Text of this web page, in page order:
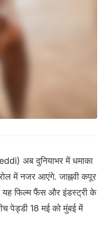
अब दुनियाभर में धमाका
में नजर आएंगे. जाह्नवी कपूर
यह फिल्म फैंस और इंडस्ट्री के
पेड्डी 18 मई को मुंबई में